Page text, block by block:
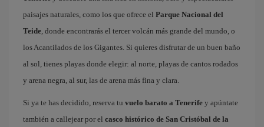
paisajes naturales, como los que ofrece el Parque Nacional del
Teide, donde encontrarás el tercer volcán más grande del mundo, o
los Acantilados de los Gigantes. Si quieres disfrutar de un buen baño
al sol, tienes playas donde elegir: al norte, playas de cantos rodados
y arena negra, al sur, las de arena más fina y clara.
Si ya te has decidido, reserva tu vuelo barato a Tenerife y apúntate
también a callejear por el casco histórico de San Cristóbal de la